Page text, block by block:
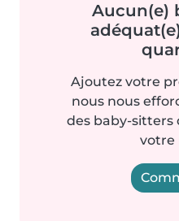
Aucun(e)
Ajoutez votre
nous nous
des baby-sitters
votre